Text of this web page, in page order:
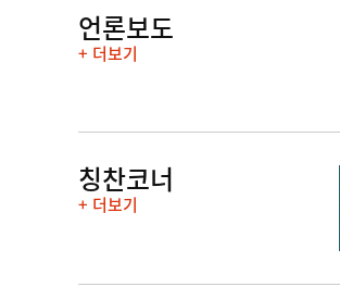
언론보도
+ 더보기
칭찬코너
+ 더보기